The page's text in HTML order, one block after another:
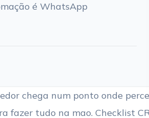
é WhatsApp
chega num ponto onde
fazer tudo na mao. Checklist